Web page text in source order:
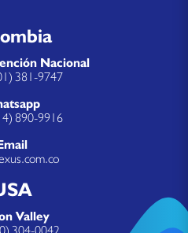
Nacional
381-9747
890-9916
Valley